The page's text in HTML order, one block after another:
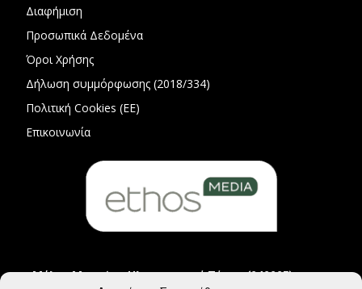
Διαφήμιση
Προσωπικά Δεδομένα
Όροι Χρήσης
Δήλωση συμμόρφωσης (2018/334)
Πολιτική Cookies (ΕΕ)
Επικοινωνία
Μέλος Μητρώου Ηλεκτρονικού Τύπου (242225)